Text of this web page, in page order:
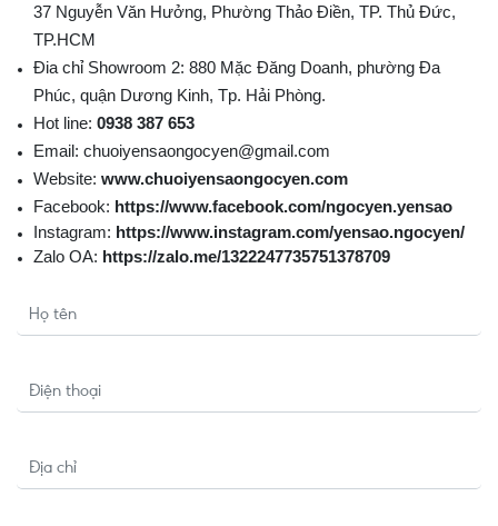
37 Nguyễn Văn Hưởng, Phường Thảo Điền, TP. Thủ Đức,
TP.HCM
Đia chỉ Showroom 2: 880 Mặc Đăng Doanh, phường Đa
Phúc, quận Dương Kinh, Tp. Hải Phòng.
Hot line: 0938 387 653
Email: chuoiyensaongocyen@gmail.com
Website: www.chuoiyensaongocyen.com
Facebook: https://www.facebook.com/ngocyen.yensao
Instagram: https://www.instagram.com/yensao.ngocyen/
Zalo OA: https://zalo.me/1322247735751378709
Họ tên
Điện thoại
Địa chỉ